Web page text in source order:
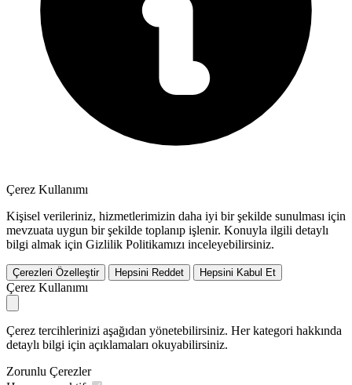
Çerez Kullanımı
Kişisel verileriniz, hizmetlerimizin daha iyi bir şekilde sunulması için
mevzuata uygun bir şekilde toplanıp işlenir. Konuyla ilgili detaylı
bilgi almak için Gizlilik Politikamızı inceleyebilirsiniz.
Çerezleri Özelleştir Hepsini Reddet Hepsini Kabul Et
Çerez Kullanımı
Çerez tercihlerinizi aşağıdan yönetebilirsiniz. Her kategori hakkında
detaylı bilgi için açıklamaları okuyabilirsiniz.
Zorunlu Çerezler